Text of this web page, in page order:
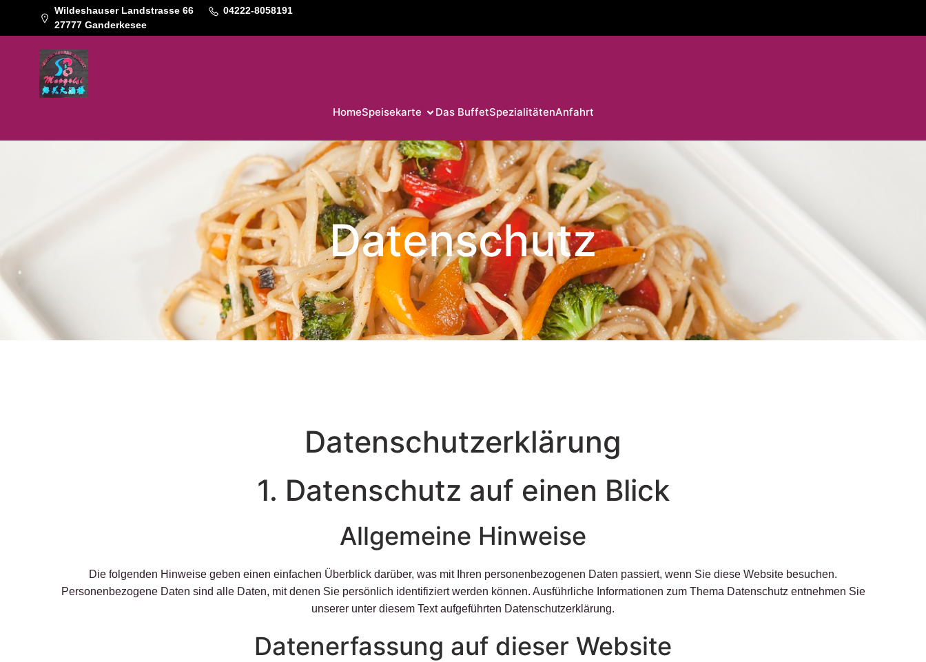
Wildeshauser Landstrasse 66
27777 Ganderkesee
04222-8058191
HomeSpeisekarte Das BuffetSpezialitätenAnfahrt
Datenschutz
Datenschutz­erklärung
1. Datenschutz auf einen Blick
Allgemeine Hinweise
Die folgenden Hinweise geben einen einfachen Überblick darüber, was mit Ihren personenbezogenen Daten passiert, wenn Sie diese Website besuchen.
Personenbezogene Daten sind alle Daten, mit denen Sie persönlich identifiziert werden können. Ausführliche Informationen zum Thema Datenschutz entnehmen Sie
unserer unter diesem Text aufgeführten Datenschutzerklärung.
Datenerfassung auf dieser Website